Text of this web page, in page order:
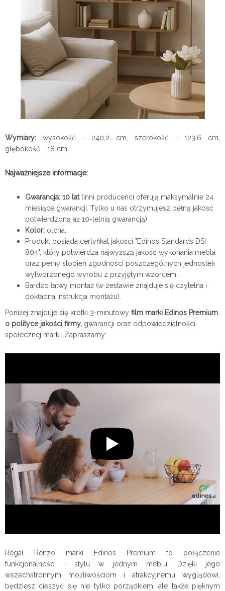
Wymiary: wysokość - 240,2 cm, szerokość - 123,6 cm,
głębokość - 18 cm
Najważniejsze informacje:
Gwarancja: 10 lat (inni producenci oferują maksymalnie 24
miesiące gwarancji. Tylko u nas otrzymujesz pełną jakość
potwierdzoną aż 10-letnią gwarancją).
Kolor: olcha.
Produkt posiada certyfikat jakości "Edinos Standards DSI
804", który potwierdza najwyższą jakość wykonania mebla
oraz pełny stopień zgodności poszczególnych jednostek
wytworzonego wyrobu z przyjętym wzorcem.
Bardzo łatwy montaż (w zestawie znajduje się czytelna i
dokładna instrukcja montażu).
Poniżej znajduje się krótki 3-minutowy film marki Edinos Premium
o polityce jakości firmy, gwarancji oraz odpowiedzialności
społecznej marki. Zapraszamy:
Regał Renzo marki Edinos Premium to połączenie
funkcjonalności i stylu w jednym meblu. Dzięki jego
wszechstronnym możliwościom i atrakcyjnemu wyglądowi,
będziesz cieszyć się nie tylko porządkiem, ale także pięknym